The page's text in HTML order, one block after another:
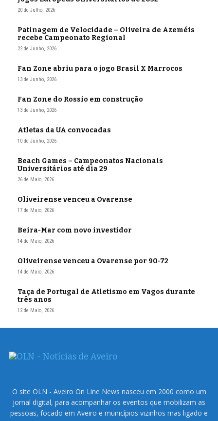
20 de Julho, 2026
Patinagem de Velocidade – Oliveira de Azeméis
recebe Campeonato Regional
22 de Junho, 2026
Fan Zone abriu para o jogo Brasil X Marrocos
13 de Junho, 2026
Fan Zone do Rossio em construção
13 de Junho, 2026
Atletas da UA convocadas
10 de Junho, 2026
Beach Games – Campeonatos Nacionais
Universitários até dia 29
26 de Maio, 2026
Oliveirense venceu a Ovarense
17 de Maio, 2026
Beira-Mar com novo investidor
14 de Maio, 2026
Oliveirense venceu a Ovarense por 90-72
14 de Maio, 2026
Taça de Portugal de Atletismo em Vagos durante
três anos
12 de Maio, 2026
O site OLN - Aveiro On Line News nasceu em 2000 como um
jornal digital, para acompanhar os eventos que mobilizam as
pessoas, focado em Aveiro e municípios vizinhos mas ligado e